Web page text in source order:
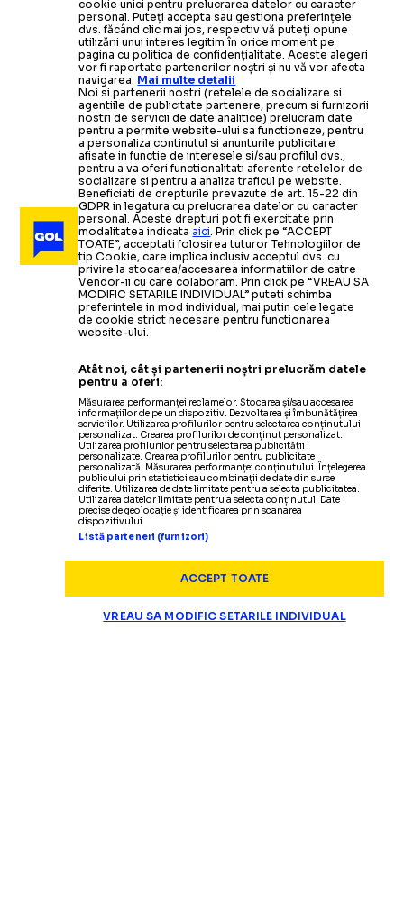
cookie unici pentru prelucrarea datelor cu caracter
personal. Puteți accepta sau gestiona preferințele
dvs. făcând clic mai jos, respectiv vă puteți opune
utilizării unui interes legitim în orice moment pe
pagina cu politica de confidențialitate. Aceste alegeri
vor fi raportate partenerilor noștri și nu vă vor afecta
navigarea. Mai multe detalii
Noi si partenerii nostri (retelele de socializare si
agentiile de publicitate partenere, precum si furnizorii
nostri de servicii de date analitice) prelucram date
pentru a permite website-ului sa functioneze, pentru
a personaliza continutul si anunturile publicitare
afisate in functie de interesele si/sau profilul dvs.,
pentru a va oferi functionalitati aferente retelelor de
socializare si pentru a analiza traficul pe website.
Beneficiati de drepturile prevazute de art. 15-22 din
GDPR in legatura cu prelucrarea datelor cu caracter
personal. Aceste drepturi pot fi exercitate prin
modalitatea indicataaici. Prin click pe “ACCEPT
TOATE”, acceptati folosirea tuturor Tehnologiilor de
tip Cookie, care implica inclusiv acceptul dvs. cu
privire la stocarea/accesarea informatiilor de catre
Vendor-ii cu care colaboram. Prin click pe “VREAU SA
MODIFIC SETARILE INDIVIDUAL” puteti schimba
preferintele in mod individual, mai putin cele legate
de cookie strict necesare pentru functionarea
website-ului.
Atât noi, cât și partenerii noștri prelucrăm datele
pentru a oferi:
Măsurarea performanței reclamelor. Stocarea și/sau accesarea
informațiilor de pe un dispozitiv. Dezvoltarea și îmbunătățirea
serviciilor. Utilizarea profilurilor pentru selectarea conținutului
personalizat. Crearea profilurilor de conținut personalizat.
Utilizarea profilurilor pentru selectarea publicității
personalizate. Crearea profilurilor pentru publicitate
personalizată. Măsurarea performanței conținutului. Înțelegerea
publicului prin statistici sau combinații de date din surse
diferite. Utilizarea de date limitate pentru a selecta publicitatea.
Utilizarea datelor limitate pentru a selecta conținutul. Date
precise de geolocație și identificarea prin scanarea
dispozitivului.
Listă parteneri (furnizori)
ACCEPT TOATE
VREAU SA MODIFIC SETARILE INDIVIDUAL